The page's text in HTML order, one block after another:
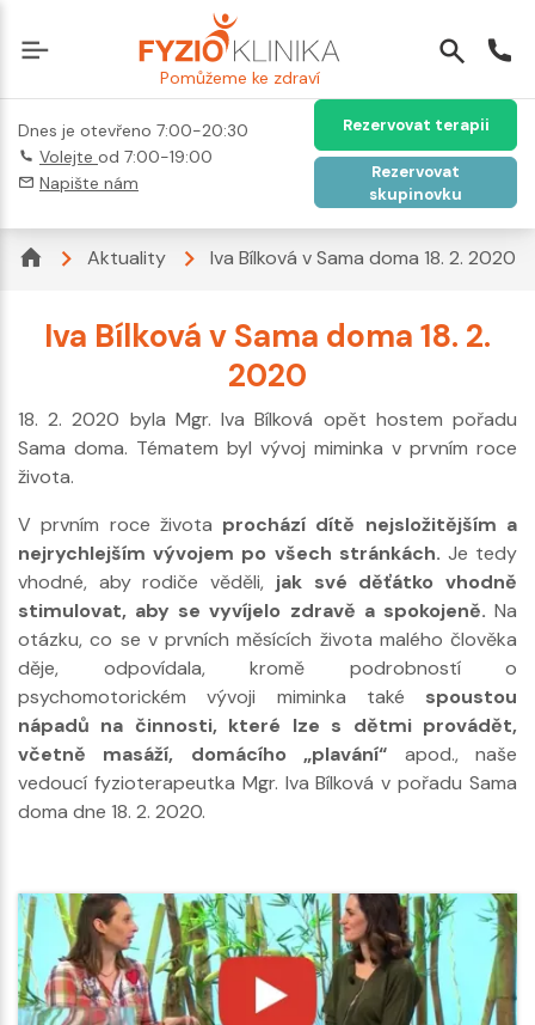
Pomůžeme ke zdraví
Dnes je otevřeno 7:00-20:30
Volejte od 7:00-19:00
Napište nám
Rezervovat terapii
Rezervovat
skupinovku
Aktuality Iva Bílková v Sama doma 18. 2. 2020
Iva Bílková v Sama doma 18. 2.
2020
18. 2. 2020 byla Mgr. Iva Bílková opět hostem pořadu
Sama doma. Tématem byl vývoj miminka v prvním roce
života.
V prvním roce života prochází dítě nejsložitějším a
nejrychlejším vývojem po všech stránkách. Je tedy
vhodné, aby rodiče věděli, jak své děťátko vhodně
stimulovat, aby se vyvíjelo zdravě a spokojeně. Na
otázku, co se v prvních měsících života malého člověka
děje, odpovídala, kromě podrobností o
psychomotorickém vývoji miminka také spoustou
nápadů na činnosti, které lze s dětmi provádět,
včetně masáží, domácího „plavání“ apod., naše
vedoucí fyzioterapeutka Mgr. Iva Bílková v pořadu Sama
doma dne 18. 2. 2020.